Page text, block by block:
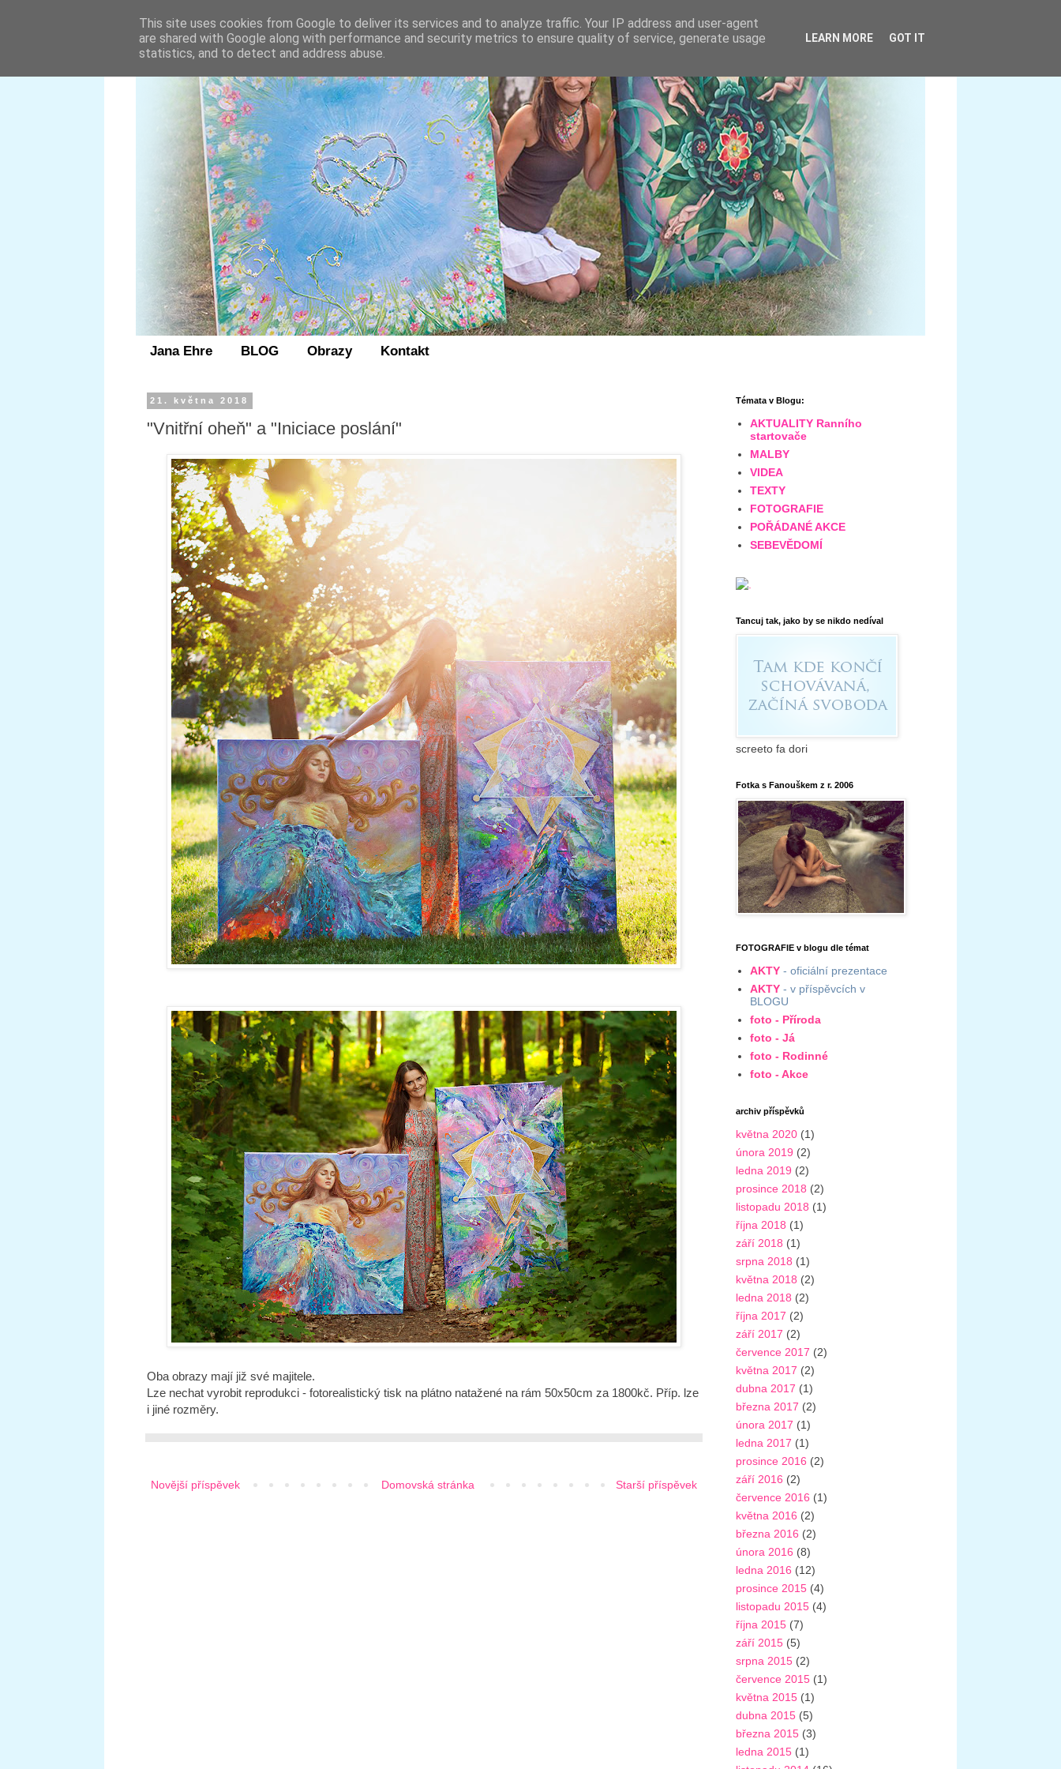
Jana Ehre BLOG Obrazy Kontakt
21. května 2018
"Vnitřní oheň" a "Iniciace poslání"
Oba obrazy mají již své majitele.
Lze nechat vyrobit reprodukci - fotorealistický tisk na plátno natažené na rám 50x50cm za 1800kč. Příp. lze
i jiné rozměry.
Novější příspěvek Starší příspěvek
Domovská stránka
Témata v Blogu:
AKTUALITY Ranního
startovače
MALBY
VIDEA
TEXTY
FOTOGRAFIE
POŘÁDANÉ AKCE
SEBEVĚDOMÍ
Tancuj tak, jako by se nikdo nedíval
screeto fa dori
Fotka s Fanouškem z r. 2006
FOTOGRAFIE v blogu dle témat
AKTY - oficiální prezentace
AKTY - v příspěvcích v
BLOGU
foto - Příroda
foto - Já
foto - Rodinné
foto - Akce
archiv příspěvků
května 2020 (1)
února 2019 (2)
ledna 2019 (2)
prosince 2018 (2)
listopadu 2018 (1)
října 2018 (1)
září 2018 (1)
srpna 2018 (1)
května 2018 (2)
ledna 2018 (2)
října 2017 (2)
září 2017 (2)
července 2017 (2)
května 2017 (2)
dubna 2017 (1)
března 2017 (2)
února 2017 (1)
ledna 2017 (1)
prosince 2016 (2)
září 2016 (2)
července 2016 (1)
května 2016 (2)
března 2016 (2)
února 2016 (8)
ledna 2016 (12)
prosince 2015 (4)
listopadu 2015 (4)
října 2015 (7)
září 2015 (5)
srpna 2015 (2)
července 2015 (1)
května 2015 (1)
dubna 2015 (5)
března 2015 (3)
ledna 2015 (1)
This site uses cookies from Google to deliver its services and to analyze traffic. Your IP address and user-agent
are shared with Google along with performance and security metrics to ensure quality of service, generate usage
statistics, and to detect and address abuse.
LEARN MORE GOT IT